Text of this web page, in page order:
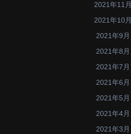
2021年11月
2021年10月
2021年9月
2021年8月
2021年7月
2021年6月
2021年5月
2021年4月
2021年3月